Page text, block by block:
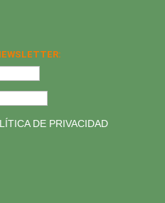
DE PRIVACIDAD